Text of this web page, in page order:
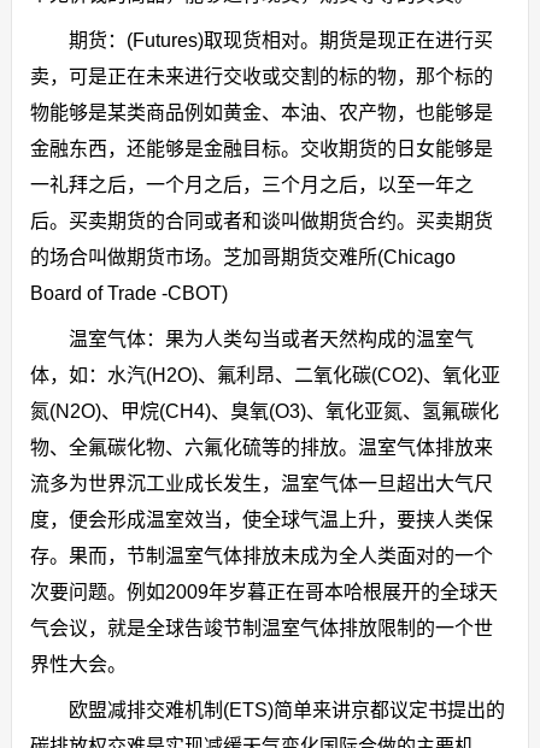
期货：(Futures)取现货相对。期货是现正在进行买
卖，可是正在未来进行交收或交割的标的物，那个标的
物能够是某类商品例如黄金、本油、农产物，也能够是
金融东西，还能够是金融目标。交收期货的日女能够是
一礼拜之后，一个月之后，三个月之后，以至一年之
后。买卖期货的合同或者和谈叫做期货合约。买卖期货
的场合叫做期货市场。芝加哥期货交难所(Chicago
Board of Trade -CBOT)
温室气体：果为人类勾当或者天然构成的温室气
体，如：水汽(H2O)、氟利昂、二氧化碳(CO2)、氧化亚
氮(N2O)、甲烷(CH4)、臭氧(O3)、氧化亚氮、氢氟碳化
物、全氟碳化物、六氟化硫等的排放。温室气体排放来
流多为世界沉工业成长发生，温室气体一旦超出大气尺
度，便会形成温室效当，使全球气温上升，要挟人类保
存。果而，节制温室气体排放未成为全人类面对的一个
次要问题。例如2009年岁暮正在哥本哈根展开的全球天
气会议，就是全球告竣节制温室气体排放限制的一个世
界性大会。
欧盟减排交难机制(ETS)简单来讲京都议定书提出的